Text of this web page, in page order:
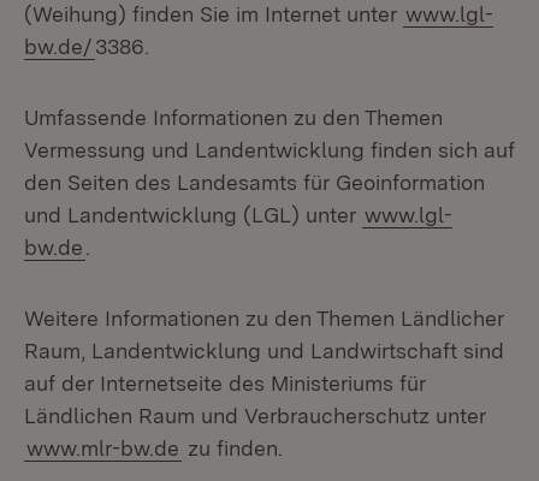
(Weihung) finden Sie im Internet unter www.lgl-
bw.de/3386.
Umfassende Informationen zu den Themen
Vermessung und Landentwicklung finden sich auf
den Seiten des Landesamts für Geoinformation
und Landentwicklung (LGL) unter www.lgl-
bw.de
Weitere Informationen zu den Themen Ländlicher
Raum, Landentwicklung und Landwirtschaft sind
auf der Internetseite des Ministeriums für
Ländlichen Raum und Verbraucherschutz unter
www.mlr-bw.de zu finden.